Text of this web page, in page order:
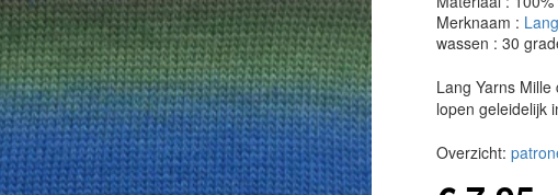
Merknaam :
wassen : 30
Lang Yarns
lopen geleidelijk
Overzicht: